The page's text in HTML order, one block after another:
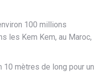
100 millions
les Kem Kem, au Maroc,
mètres de long pour un